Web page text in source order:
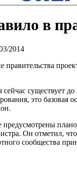
в
2014
правительства
сейчас
это базовая
Он отметил,
сообщества